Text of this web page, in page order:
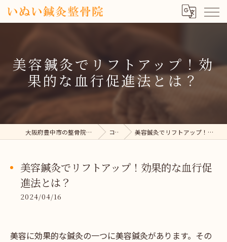
美容鍼灸でリフトアップ！効
果的な血行促進法とは？
大阪府豊中市の整骨院ならいぬい鍼灸整骨院 コラム 美容鍼灸でリフトアップ！効果的な血行促進法とは？
美容鍼灸でリフトアップ！効果的な血行促
進法とは？
2024/04/16
美容に効果的な鍼灸の一つに美容鍼灸があります。その